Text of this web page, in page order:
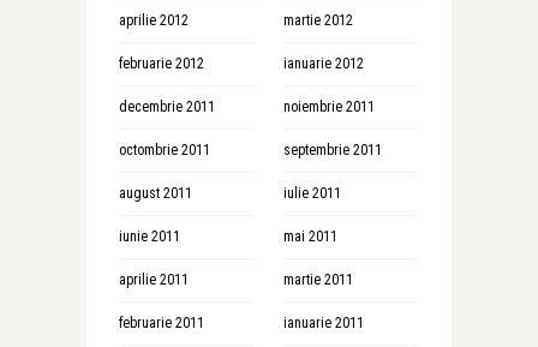
aprilie 2012 martie 2012
februarie 2012 ianuarie 2012
decembrie 2011 noiembrie 2011
octombrie 2011 septembrie 2011
august 2011 iulie 2011
iunie 2011 mai 2011
aprilie 2011 martie 2011
februarie 2011 ianuarie 2011